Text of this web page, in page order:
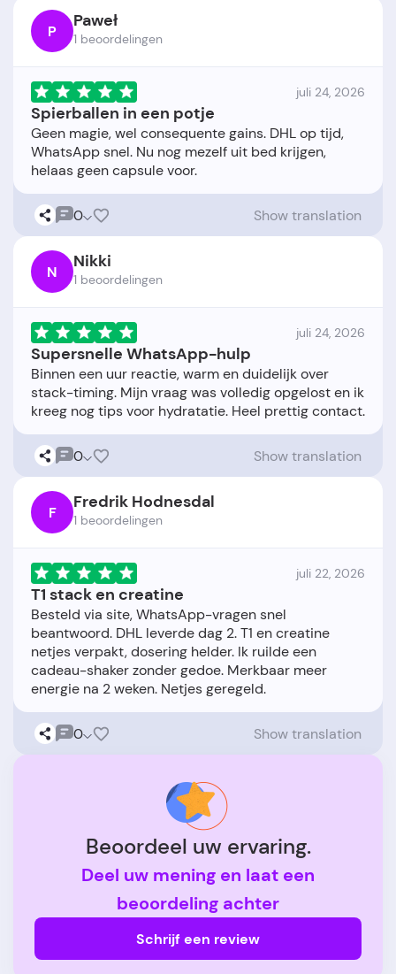
P Paweł
1 beoordelingen
juli 24, 2026
Spierballen in een potje
Geen magie, wel consequente gains. DHL op tijd,
WhatsApp snel. Nu nog mezelf uit bed krijgen,
0 Show translation
N Nikki
1 beoordelingen
juli 24, 2026
Supersnelle WhatsApp-hulp
Binnen een uur reactie, warm en duidelijk over
stack-timing. Mijn vraag was volledig opgelost en ik
0 Show translation
F Fredrik Hodnesdal
1 beoordelingen
juli 22, 2026
T1 stack en creatine
Besteld via site, WhatsApp-vragen snel
beantwoord. DHL leverde dag 2. T1 en creatine
netjes verpakt, dosering helder. Ik ruilde een
cadeau-shaker zonder gedoe. Merkbaar meer
0 Show translation
Beoordeel uw ervaring.
Deel uw mening en laat een
beoordeling achter
Schrijf een review